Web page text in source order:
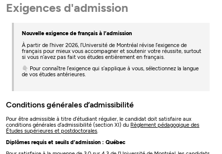
Exigences d'admission
Nouvelle exigence de français à l’admission
À partir de l’hiver 2026, l’Université de Montréal révise l’exigence de
français pour mieux vous accompagner et soutenir votre réussite, surtout
si vous n’avez pas fait vos études entièrement en français.
👇 Pour connaître l’exigence qui s’applique à vous, sélectionnez la langue
de vos études antérieures.
Conditions générales d’admissibilité
Pour être admissible à titre d’étudiant régulier, le candidat doit satisfaire aux
conditions générales d’admissibilité (section XI) du Règlement pédagogique des
Études supérieures et postdoctorales
Diplômes requis et seuils d’admission : Québec